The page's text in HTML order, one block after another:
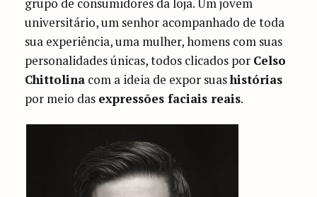
grupo de consumidores da loja. Um jovem
universitário, um senhor acompanhado de toda
sua experiência, uma mulher, homens com suas
personalidades únicas, todos clicados por Celso
Chittolina com a ideia de expor suashistórias
por meio das expressões faciais reais.